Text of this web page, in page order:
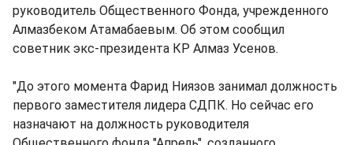
руководитель Общественного Фонда, учрежденного
Алмазбеком Атамабаевым. Об этом сообщил
советник экс-президента КР Алмаз Усенов.
"До этого момента Фарид Ниязов занимал должность
первого заместителя лидера СДПК. Но сейчас его
назначают на должность руководителя